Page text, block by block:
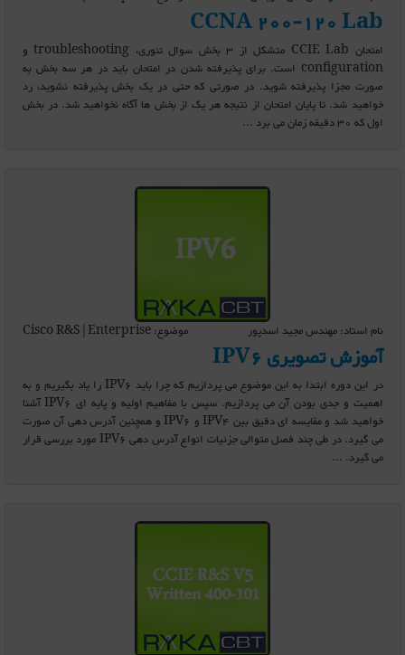
CCNA 200-120 Lab
امتحان CCIE Lab متشکل از 3 بخش سوال تئوری، troubleshooting و
configuration است. برای پذیرفته شدن در امتحان باید در هر سه بخش به
صورت مجزا پذیرفته شوید. در صورتی که حتی در یک بخش پذیرفته نشوید، رد
خواهید شد. تا پایان امتحان از نتیجه هر یک از بخش ها آگاه نخواهید شد. در بخش
اول که 30 دقیقه زمان می برد ...
نام استاد: مهندس مجید اسدپور موضوع: Cisco R&S|Enterprise
آموزش تصویری IPV6
در این دوره ابتدا به این موضوع می پردازیم که چرا باید IPV6 را یاد بگیریم و به
اهمیت و جدی بودن آن می پردازیم. سپس با مفاهیم اولیه و پایه ای IPV6 آشنا
خواهید شد و مقایسه ای دقیق بین IPV4 و IPV6 و همچنین آدرس دهی آن صورت
می گیرد. در طی چند فصل متوالی جزئیات انواع آدرس دهی IPV6 مورد بررسی قرار
می گیرد. ...